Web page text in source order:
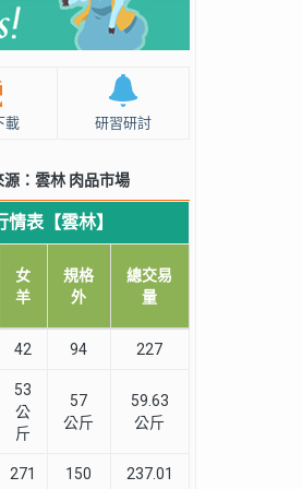
載 研習研討
源：雲林 肉品市場
表【雲林】
女
羊
規格
外
總交易
量
42 94 227
53
公
斤
57
公斤
59.63
公斤
271
150
237.01